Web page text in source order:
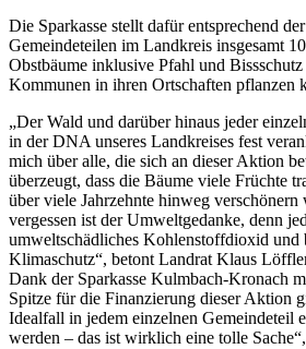
Die Sparkasse stellt dafür entsprechend
Gemeindeteilen im Landkreis insgesamt
Obstbäume inklusive Pfahl und
Kommunen in ihren Ortschaften pflanzen
„Der Wald und darüber hinaus jeder
in der DNA unseres Landkreises fest
mich über alle, die sich an dieser Aktion
überzeugt, dass die Bäume viele Früchte
über viele Jahrzehnte hinweg
vergessen ist der Umweltgedanke, denn
umweltschädliches Kohlenstoffdioxid und
Klimaschutz“, betont Landrat Klaus
Dank der Sparkasse Kulmbach-Kronach
Spitze für die Finanzierung dieser Aktion
Idealfall in jedem einzelnen Gemeindeteil
werden – das ist wirklich eine tolle